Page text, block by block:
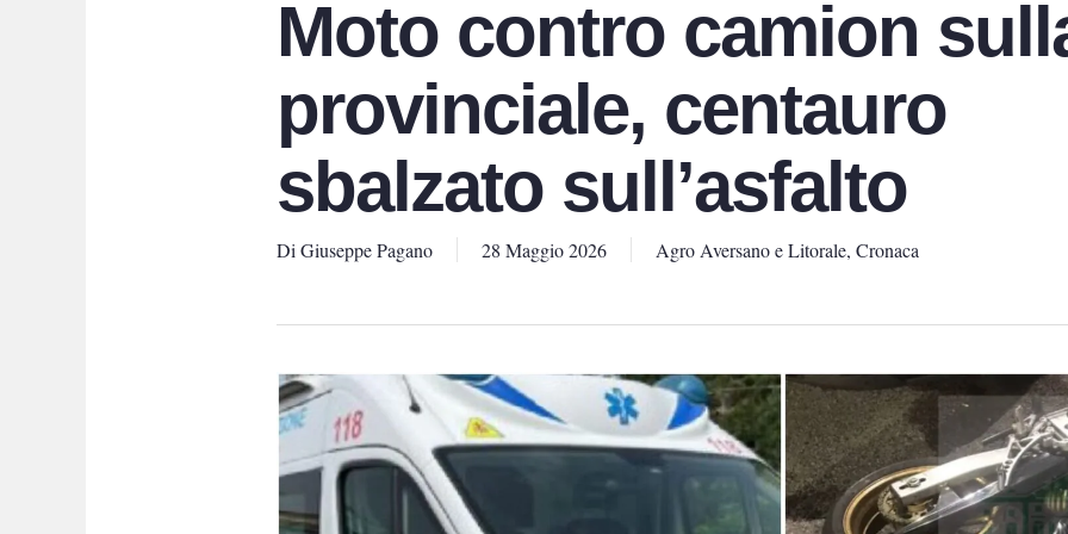
Moto contro camion
provinciale, centauro
sbalzato sull’asfalto
Di Giuseppe Pagano 28 Maggio 2026 Agro Aversano e Litorale, Cronaca